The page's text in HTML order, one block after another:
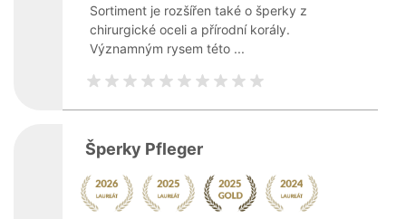
Sortiment je rozšířen také o šperky z
chirurgické oceli a přírodní korály.
Významným rysem této ...
Šperky Pfleger